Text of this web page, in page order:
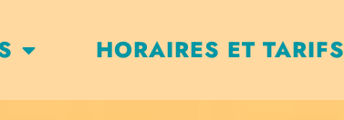
HORAIRES ET TARIFS